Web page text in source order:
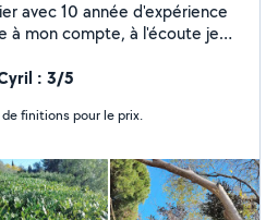
avec 10 année d'expérience
à mon compte, à l'écoute je
haies *Elagage/Abbatage
*Désherbage / Binage /
de massifs
*Gazon en plaque / semi &
*Pose de clôture
: 3/5
finitions pour le prix.